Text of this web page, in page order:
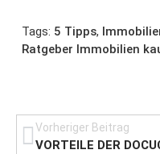
Tags: 5 Tipps,
Ratgeber Immobilien
Vorheriger Beitrag